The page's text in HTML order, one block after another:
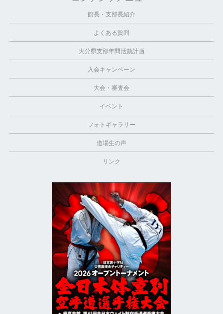
館長・支部長紹介
よくある質問
大分県支部年間活動計画
入会キャンペーン
大会・審査会
イベント
フォトギャラリー
道場生の声
リンク